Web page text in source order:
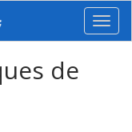
de